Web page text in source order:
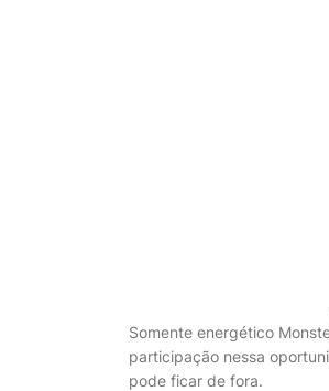
Somente energético
participação nessa
pode ficar de fora.